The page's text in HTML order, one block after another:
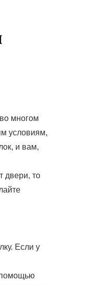
многом
условиям,
и вам,
двери, то
Если у
помощью